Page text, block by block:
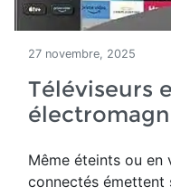
27 novembre, 2025
Téléviseurs
Même éteints ou en
connectés émettent